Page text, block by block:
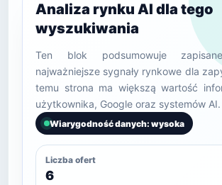
Analiza rynku AI dla tego
wyszukiwania
Ten blok podsumowuje
najważniejsze sygnały rynkowe dla
temu strona ma większą wartość
użytkownika, Google oraz systemów AI.
Wiarygodność danych: wysoka
Liczba ofert
6